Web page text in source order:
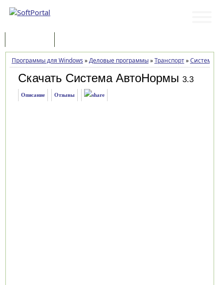
Программы для Windows »Деловые программы»Транспорт»Система
Скачать Система АвтоНормы 3.3
Описание Отзывы